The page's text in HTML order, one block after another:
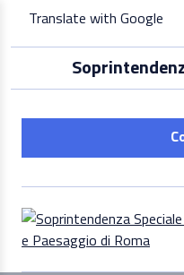
content
Translate with Google